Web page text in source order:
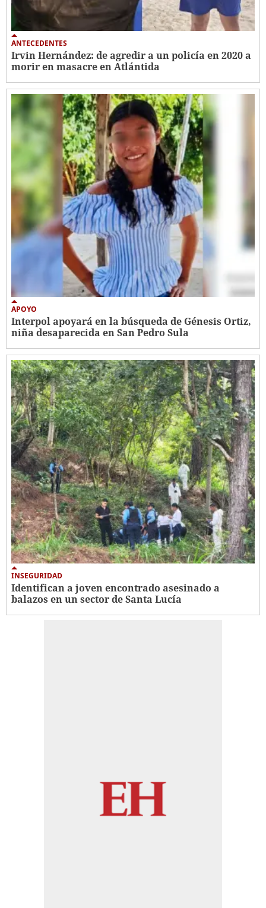
ANTECEDENTES
Irvin Hernández: de agredir a un policía en 2020 a
morir en masacre en Atlántida
APOYO
Interpol apoyará en la búsqueda de Génesis Ortiz,
niña desaparecida en San Pedro Sula
INSEGURIDAD
Identifican a joven encontrado asesinado a
balazos en un sector de Santa Lucía